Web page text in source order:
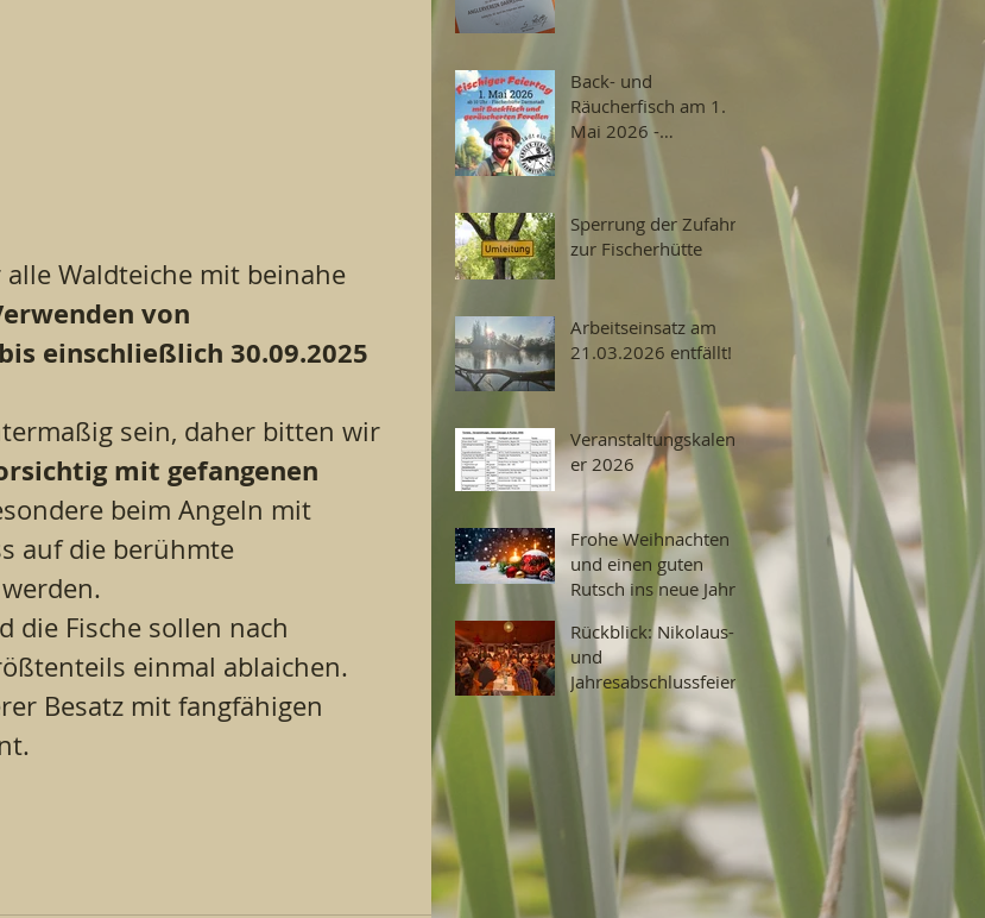
Waldteiche mit beinahe
von
bis einschließlich 30.09.2025
sein, daher bitten wir
mit gefangenen
beim Angeln mit
auf die berühmte
die Fische sollen nach
einmal ablaichen.
Besatz mit fangfähigen
Back- und
Räucherfisch am 1.
Mai 2026 -
Fischerfest
Sperrung der Zufahrt
zur Fischerhütte
Arbeitseinsatz am
21.03.2026 entfällt!
Veranstaltungskalend
er 2026
Frohe Weihnachten
und einen guten
Rutsch ins neue Jahr
2026!
Rückblick: Nikolaus-
und
Jahresabschlussfeier